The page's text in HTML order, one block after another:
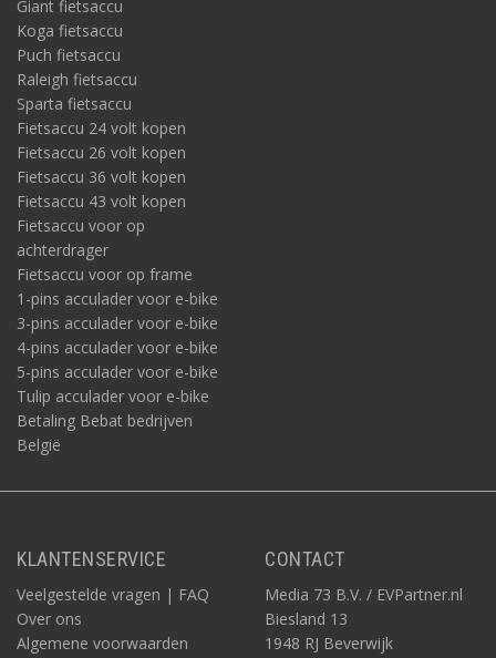
Giant fietsaccu
Koga fietsaccu
Puch fietsaccu
Raleigh fietsaccu
Sparta fietsaccu
Fietsaccu 24 volt kopen
Fietsaccu 26 volt kopen
Fietsaccu 36 volt kopen
Fietsaccu 43 volt kopen
Fietsaccu voor op
achterdrager
Fietsaccu voor op frame
1-pins acculader voor e-bike
3-pins acculader voor e-bike
4-pins acculader voor e-bike
5-pins acculader voor e-bike
Tulip acculader voor e-bike
Betaling Bebat bedrijven
België
KLANTENSERVICE
Veelgestelde vragen | FAQ
Over ons
Algemene voorwaarden
CONTACT
Media 73 B.V. / EVPartner.nl
Biesland 13
1948 RJ Beverwijk